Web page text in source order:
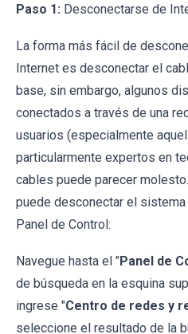
Paso 1: Desconectarse de
La forma más fácil de
Internet es desconectar el
base, sin embargo, algunos
conectados a través de una
usuarios (especialmente
particularmente expertos en
cables puede parecer
puede desconectar el
Panel de Control:
Navegue hasta el "Panel de
de búsqueda en la esquina
ingrese "Centro de redes y
seleccione el resultado de la